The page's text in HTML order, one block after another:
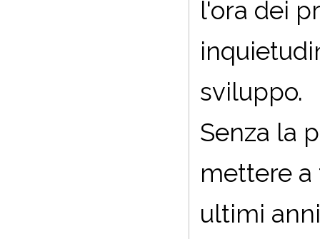
l'ora dei
sviluppo.
Senza la
mettere
ultimi